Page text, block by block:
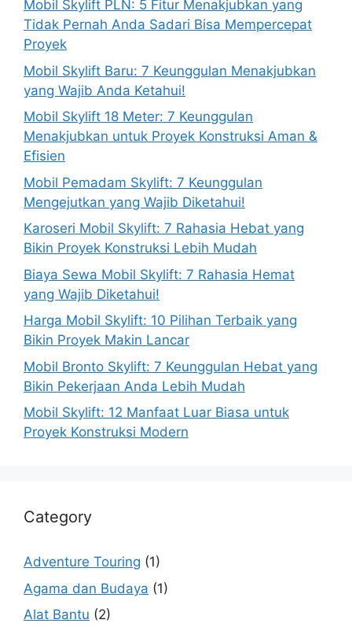
Mobil Skylift PLN: 5 Fitur Menakjubkan yang
Tidak Pernah Anda Sadari Bisa Mempercepat
Proyek
Mobil Skylift Baru: 7 Keunggulan Menakjubkan
yang Wajib Anda Ketahui!
Mobil Skylift 18 Meter: 7 Keunggulan
Menakjubkan untuk Proyek Konstruksi Aman &
Efisien
Mobil Pemadam Skylift: 7 Keunggulan
Mengejutkan yang Wajib Diketahui!
Karoseri Mobil Skylift: 7 Rahasia Hebat yang
Bikin Proyek Konstruksi Lebih Mudah
Biaya Sewa Mobil Skylift: 7 Rahasia Hemat
yang Wajib Diketahui!
Harga Mobil Skylift: 10 Pilihan Terbaik yang
Bikin Proyek Makin Lancar
Mobil Bronto Skylift: 7 Keunggulan Hebat yang
Bikin Pekerjaan Anda Lebih Mudah
Mobil Skylift: 12 Manfaat Luar Biasa untuk
Proyek Konstruksi Modern
Category
Adventure Touring (1)
Agama dan Budaya (1)
Alat Bantu (2)